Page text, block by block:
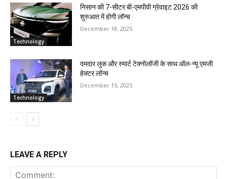
Technology
निसान की 7-सीटर बी-एमपीवी ग्रेवाइट 2026 की
शुरुआत में होगी लॉन्च
December 18, 2025
Technology
दमदार लुक और स्मार्ट टेक्नोलॉजी के साथ ऑल-न्यू एमजी
हेक्टर लॉन्च
December 15, 2025
LEAVE A REPLY